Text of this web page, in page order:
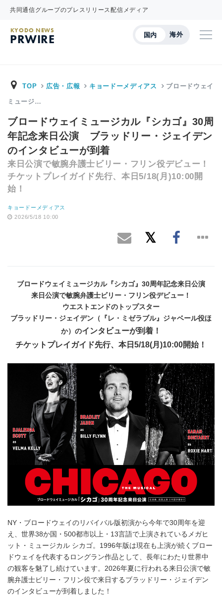
共同通信グループのプレスリリース配信メディア
国内 海外
KYODO NEWS
PRWIRE
TOP 広告・広報 キョードーメディアス ブロードウェイ
ミュージ…
ブロードウェイミュージカル『シカゴ』30周
年記念来日公演 ブラッドリー・ジェイデン
のインタビューが到着
来日公演で敏腕弁護士ビリー・フリン役デビュー！
チケットプレイガイド先行、本日5/18(月)10:00開
始！
キョードーメディアス
2026/5/18 10:00
ブロードウェイミュージカル『シカゴ』30周年記念来日公演
来日公演で敏腕弁護士ビリー・フリン役デビュー！
ウエストエンドのトップスター
ブラッドリー・ジェイデン（『レ・ミゼラブル』ジャベール役ほ
か）のインタビューが到着！
チケットプレイガイド先行、本日5/18(月)10:00開始！
NY・ブロードウェイのリバイバル版初演から今年で30周年を迎
え、世界38か国・500都市以上・13言語で上演されているメガヒ
ット・ミュージカル シカゴ。1996年版は現在も上演が続くブロー
ドウェイを代表するロングラン作品として、長年にわたり世界中
の観客を魅了し続けています。2026年夏に行われる来日公演で敏
腕弁護士ビリー・フリン役で来日するブラッドリー・ジェイデン
のインタビューが到着しました！